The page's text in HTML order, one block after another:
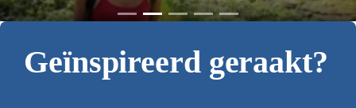
Geïnspireerd geraakt?